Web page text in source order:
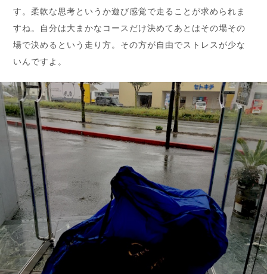
す。柔軟な思考というか遊び感覚で走ることが求められま
すね。自分は大まかなコースだけ決めてあとはその場その
場で決めるという走り方。その方が自由でストレスが少な
いんですよ。